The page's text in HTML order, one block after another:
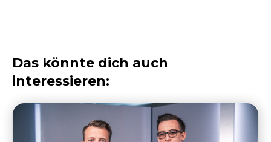
Das könnte dich auch
interessieren: